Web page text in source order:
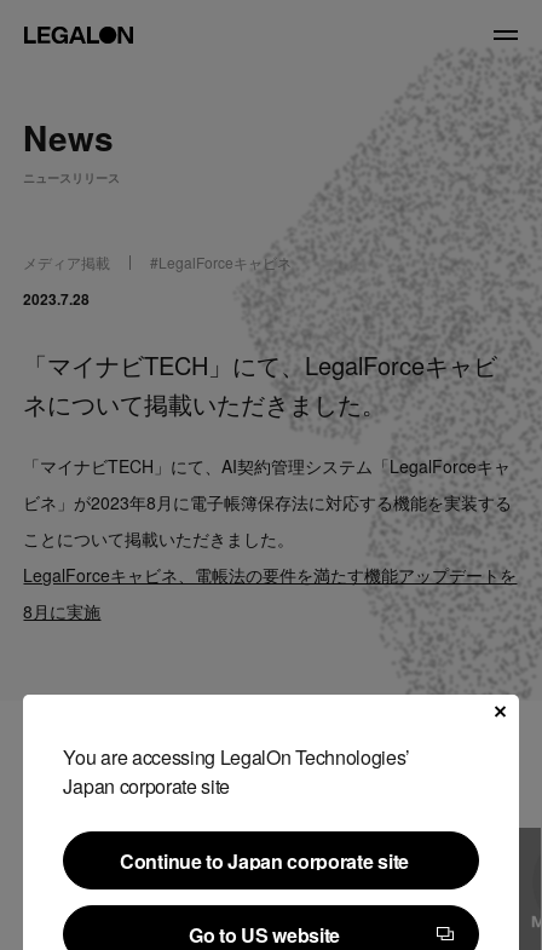
About
役員紹介
Service
News
LegalOn Now
Contact
You are accessing LegalOn Technologies’
Japan corporate site
Continue to Japan corporate site
Continue to Japan corporate site
Go to US website
News
ニュースリリース
メディア掲載 #LegalForceキャビネ
2023.7.28
「マイナビTECH」にて、LegalForceキャビ
ネについて掲載いただきました。
「マイナビTECH」にて、AI契約管理システム「LegalForceキャ
ビネ」が2023年8⽉に電⼦帳簿保存法に対応する機能を実装する
ことについて掲載いただきました。
LegalForceキャビネ、電帳法の要件を満たす機能アップデートを
8月に実施
関連記事